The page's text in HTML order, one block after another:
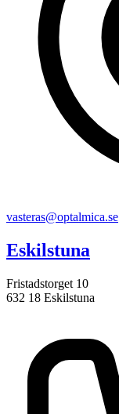
vasteras@optalmica.se
Eskilstuna
Fristadstorget 10
632 18 Eskilstuna